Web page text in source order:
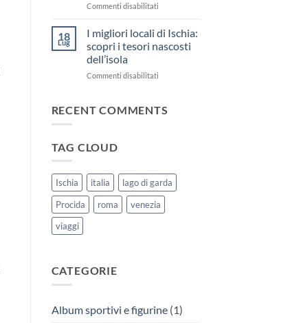
e
Murata
Procida:
tuffo
e
Commenti disabilitatisu
the
beaches
Procida
18
Lug
I migliori locali di Ischia:
scopri i tesori nascosti
dell’isola
Commenti disabilitatisu
locali
nascosti
dell’isola
RECENT COMMENTS
TAG CLOUD
Ischia italia
lago di garda
Procida
roma
venezia
viaggi
CATEGORIE
Album sportivi e figurine(1)